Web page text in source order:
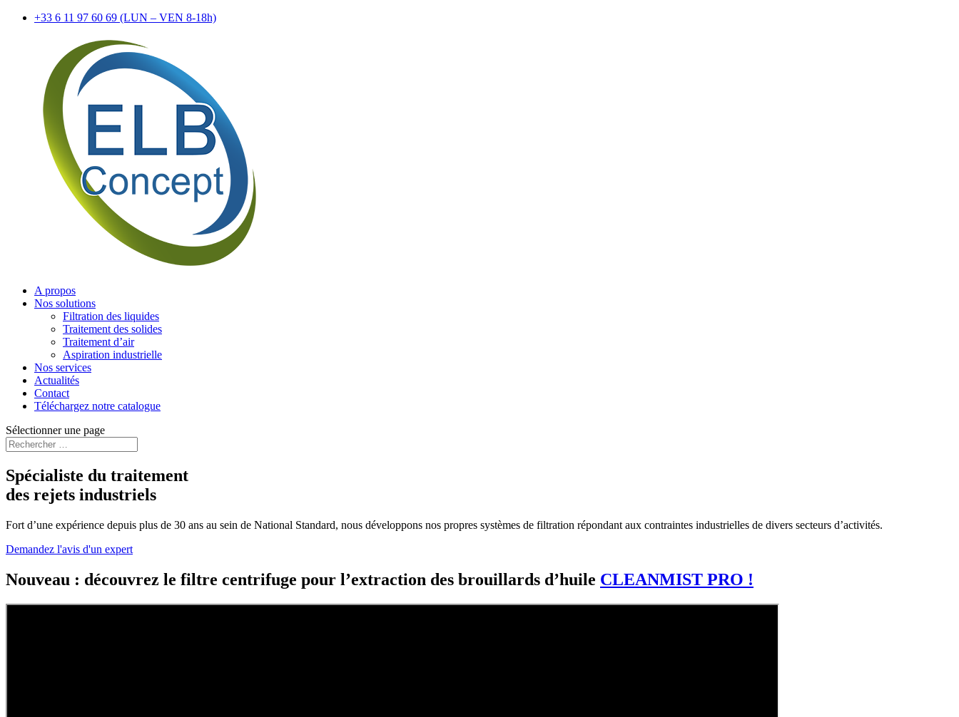
+33 6 11 97 60 69 (LUN – VEN 8-18h)
A propos
Nos solutions
Filtration des liquides
Traitement des solides
Traitement d’air
Aspiration industrielle
Nos services
Actualités
Contact
Téléchargez notre catalogue
Sélectionner une page
Spécialiste du traitement
des rejets industriels
Fort d’une expérience depuis plus de 30 ans au sein de National Standard, nous développons nos propres systèmes de filtration répondant aux contraintes industrielles de divers secteurs d’activités.
Demandez l'avis d'un expert
Nouveau : découvrez le filtre centrifuge pour l’extraction des brouillards d’huile CLEANMIST PRO !